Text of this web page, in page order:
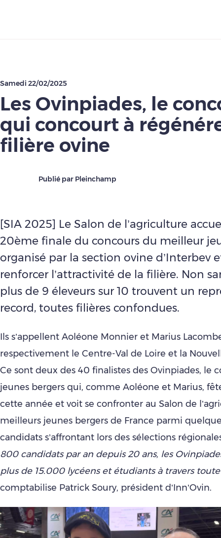
Samedi 22/02/2025
Les Ovinpiades, le
qui concourt à
filière ovine
Publié par Pleinchamp
[SIA 2025] Le Salon de l’agriculture
20ème finale du concours du meilleur
organisé par la section ovine d’Interbev
renforcer l’attractivité de la filière. Non
plus de 9 éleveurs sur 10 trouvent un
record, toutes filières confondues.
Ils s’appellent Aoléone Monnier et Marius
respectivement le Centre-Val de Loire et la
Ce sont deux des 40 finalistes des Ovinpiades, le
jeunes bergers qui, comme Aoléone et Marius,
cette année et voit se confronter au Salon de
meilleurs jeunes bergers de France parmi
candidats s’affrontant lors des sélections
800 candidats par an depuis 20 ans, les
plus de 15.000 lycéens et étudiants à travers
comptabilise Patrick Soury, président d’Inn’Ovin.